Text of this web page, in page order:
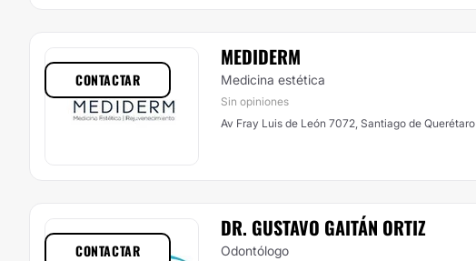
MEDIDERM
Medicina estética
Sin opiniones
Av Fray Luis de León 7072, Santiago de Querétaro
CONTACTAR
DR. GUSTAVO GAITÁN ORTIZ
Odontólogo
CONTACTAR